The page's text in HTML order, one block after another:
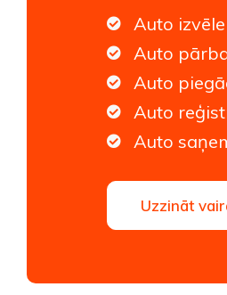
Auto izvēle
Auto
Auto
Auto
Auto
Uzzināt